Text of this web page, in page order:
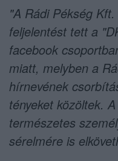
"A Rádi Pékség
feljelentést tett a
facebook
miatt, melyben a
hírnevének
tényeket közöltek.
természetes
sérelmére is